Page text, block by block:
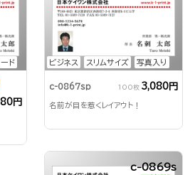
ド
円
ビジネス スリムサイズ 写真入り
c-0867sp 100枚 3,080円
名前が目を惹くレイアウト！
c-0869s